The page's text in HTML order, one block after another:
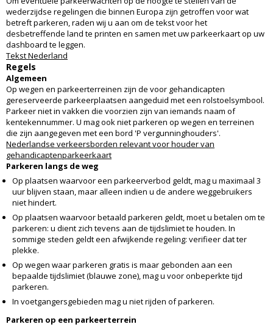
wederzijdse regelingen die binnen Europa zijn getroffen voor wat
betreft parkeren, raden wij u aan om de tekst voor het
desbetreffende land te printen en samen met uw parkeerkaart op uw
dashboard te leggen.
Tekst Nederland
Regels
Algemeen
Op wegen en parkeerterreinen zijn de voor gehandicapten
gereserveerde parkeerplaatsen aangeduid met een rolstoelsymbool.
Parkeer niet in vakken die voorzien zijn van iemands naam of
kentekennummer. U mag ook niet parkeren op wegen en terreinen
die zijn aangegeven met een bord 'P vergunninghouders'.
Nederlandse verkeersborden relevant voor houder van
gehandicaptenparkeerkaart
Parkeren langs de weg
Op plaatsen waarvoor een parkeerverbod geldt, mag u maximaal 3
uur blijven staan, maar alleen indien u de andere weggebruikers
niet hindert.
Op plaatsen waarvoor betaald parkeren geldt, moet u betalen om te
parkeren: u dient zich tevens aan de tijdslimiet te houden. In
sommige steden geldt een afwijkende regeling: verifieer dat ter
plekke.
Op wegen waar parkeren gratis is maar gebonden aan een
bepaalde tijdslimiet (blauwe zone), mag u voor onbeperkte tijd
parkeren.
In voetgangersgebieden mag u niet rijden of parkeren.
Parkeren op een parkeerterrein